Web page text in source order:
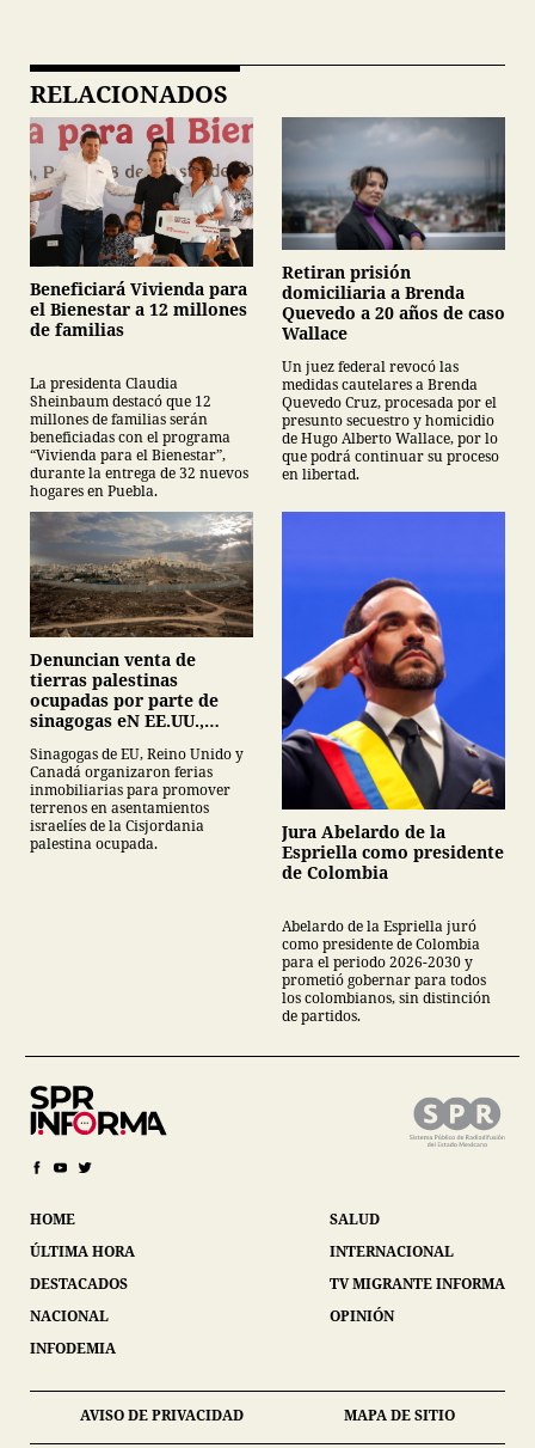
RELACIONADOS
Beneficiará Vivienda para
el Bienestar a 12 millones
de familias
La presidenta Claudia
Sheinbaum destacó que 12
millones de familias serán
beneficiadas con el programa
“Vivienda para el Bienestar”,
durante la entrega de 32 nuevos
hogares en Puebla.
Retiran prisión
domiciliaria a Brenda
Quevedo a 20 años de caso
Wallace
Un juez federal revocó las
medidas cautelares a Brenda
Quevedo Cruz, procesada por el
presunto secuestro y homicidio
de Hugo Alberto Wallace, por lo
que podrá continuar su proceso
en libertad.
Denuncian venta de
tierras palestinas
ocupadas por parte de
sinagogas eN EE.UU.,
Sinagogas de EU, Reino Unido y
Canadá organizaron ferias
inmobiliarias para promover
terrenos en asentamientos
israelíes de la Cisjordania
palestina ocupada.
Jura Abelardo de la
Espriella como presidente
de Colombia
Abelardo de la Espriella juró
como presidente de Colombia
para el periodo 2026-2030 y
prometió gobernar para todos
los colombianos, sin distinción
de partidos.
HOME
ÚLTIMA HORA
DESTACADOS
NACIONAL
INFODEMIA
SALUD
INTERNACIONAL
TV MIGRANTE INFORMA
OPINIÓN
AVISO DE PRIVACIDAD MAPA DE SITIO